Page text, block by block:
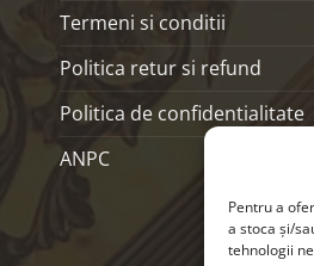
Pentru a
a stoca și/
tehnologii
Termeni si conditii
Politica retur si refund
Politica de confidentialitate
ANPC